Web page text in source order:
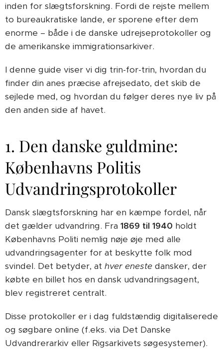
inden for slægtsforskning. Fordi de rejste mellem
to bureaukratiske lande, er sporene efter dem
enorme – både i de danske udrejseprotokoller og
de amerikanske immigrationsarkiver.
I denne guide viser vi dig trin-for-trin, hvordan du
finder din anes præcise afrejsedato, det skib de
sejlede med, og hvordan du følger deres nye liv på
den anden side af havet.
1. Den danske guldmine:
Københavns Politis
Udvandringsprotokoller
Dansk slægtsforskning har en kæmpe fordel, når
det gælder udvandring. Fra 1869 til 1940 holdt
Københavns Politi nemlig nøje øje med alle
udvandringsagenter for at beskytte folk mod
svindel. Det betyder, at hver eneste dansker, der
købte en billet hos en dansk udvandringsagent,
blev registreret centralt.
Disse protokoller er i dag fuldstændig digitaliserede
og søgbare online (f.eks. via Det Danske
Udvandrerarkiv eller Rigsarkivets søgesystemer).